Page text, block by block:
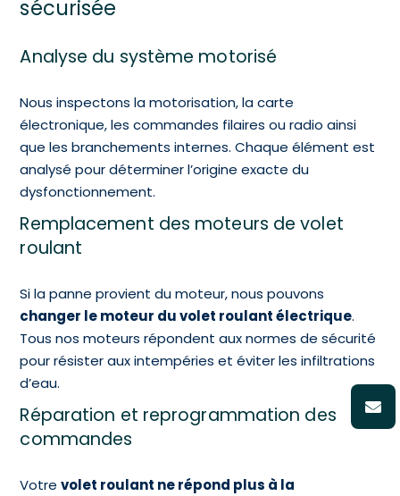
sécurisée
Analyse du système motorisé
Nous inspectons la motorisation, la carte
électronique, les commandes filaires ou radio ainsi
que les branchements internes. Chaque élément est
analysé pour déterminer l’origine exacte du
dysfonctionnement.
Remplacement des moteurs de volet
roulant
Si la panne provient du moteur, nous pouvons
changer le moteur du volet roulant électrique.
Tous nos moteurs répondent aux normes de sécurité
pour résister aux intempéries et éviter les infiltrations
d’eau.
Réparation et reprogrammation des
commandes
Votrevolet roulant ne répond plus à la